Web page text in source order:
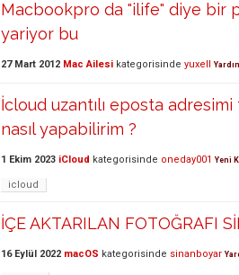
Macbookpro da "ilife" diye bir
yariyor bu
27 Mart 2012 Mac Ailesi kategorisinde yuxell
İcloud uzantılı eposta
nasıl yapabilirim ?
1 Ekim 2023 iCloud kategorisinde oneday001 Yeni
icloud
İÇE AKTARILAN FOTOĞRAFI
16 Eylül 2022 macOS kategorisinde sinanboyar